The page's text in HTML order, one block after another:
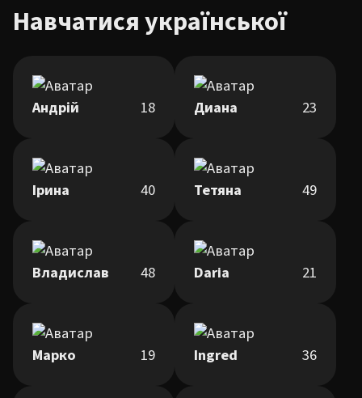
Навчатися української
Андрій 18 Диана 23
Ірина 40 Тетяна 49
Владислав 48 Daria 21
Марко 19 Ingred 36